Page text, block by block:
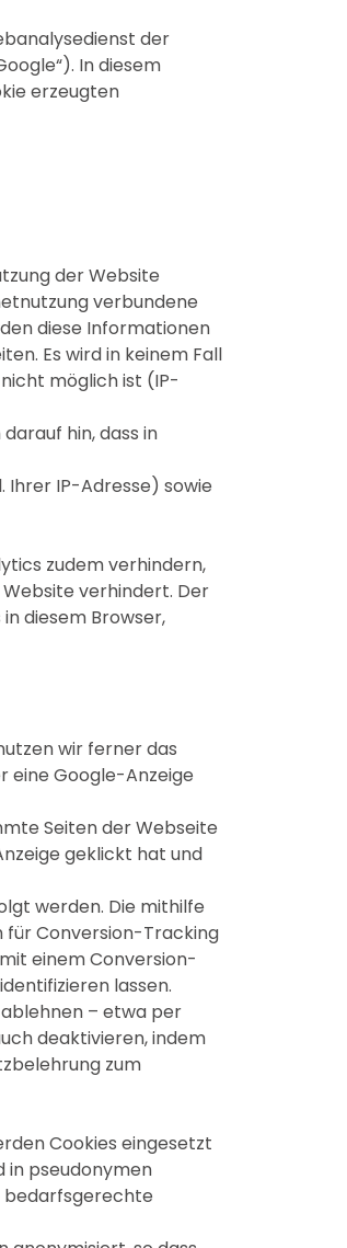
der
In diesem
erzeugten
der Website
verbundene
diese Informationen
Es wird in keinem Fall
möglich ist (IP-
hin, dass in
Ihrer IP-Adresse) sowie
zudem verhindern,
verhindert. Der
diesem Browser,
wir ferner das
eine Google-Anzeige
Seiten der Webseite
geklickt hat und
werden. Die mithilfe
für Conversion-Tracking
einem Conversion-
lassen.
– etwa per
deaktivieren, indem
zum
Cookies eingesetzt
in pseudonymen
bedarfsgerechte